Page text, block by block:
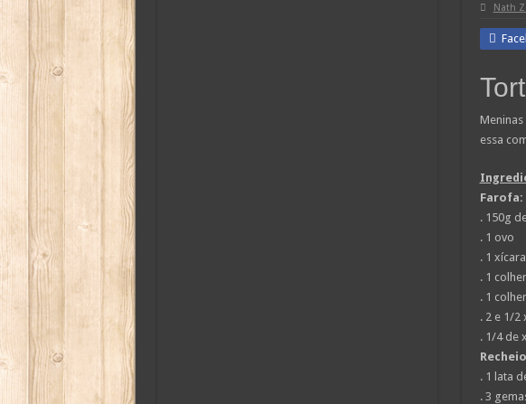
Nath
essa
Farofa:
. 150g
. 1 ovo
. 1
. 1
. 1
. 2 e 1/2
. 1/4 de
. 1 lata
. 3